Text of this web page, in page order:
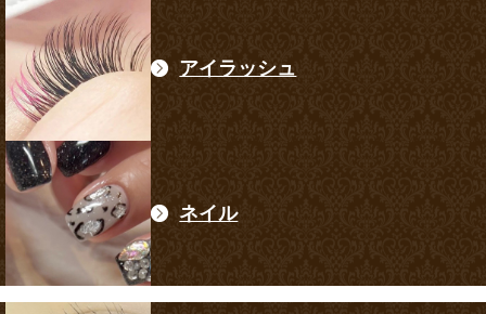
アイラッシュ
ネイル